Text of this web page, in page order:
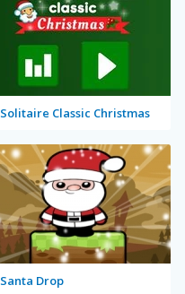
Solitaire Classic Christmas
Santa Drop